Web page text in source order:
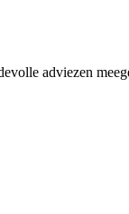
adviezen